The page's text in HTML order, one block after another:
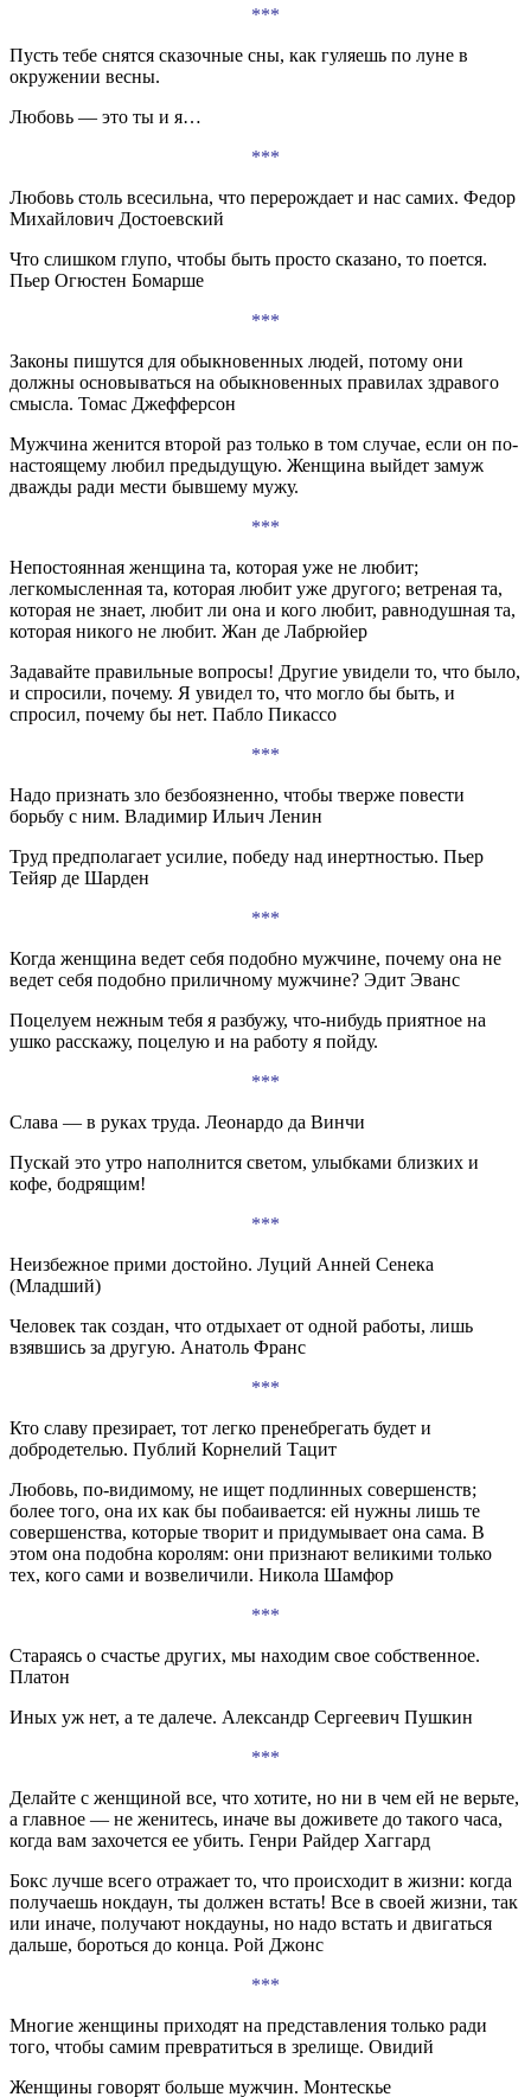
***
Пусть тебе снятся сказочные сны, как гуляешь по луне в
окружении весны.
Любовь — это ты и я…
***
Любовь столь всесильна, что перерождает и нас самих. Федор
Михайлович Достоевский
Что слишком глупо, чтобы быть просто сказано, то поется.
Пьер Огюстен Бомарше
***
Законы пишутся для обыкновенных людей, потому они
должны основываться на обыкновенных правилах здравого
смысла. Томас Джефферсон
Мужчина женится второй раз только в том случае, если он по-
настоящему любил предыдущую. Женщина выйдет замуж
дважды ради мести бывшему мужу.
***
Непостоянная женщина та, которая уже не любит;
легкомысленная та, которая любит уже другого; ветреная та,
которая не знает, любит ли она и кого любит, равнодушная та,
которая никого не любит. Жан де Лабрюйер
Задавайте правильные вопросы! Другие увидели то, что было,
и спросили, почему. Я увидел то, что могло бы быть, и
спросил, почему бы нет. Пабло Пикассо
***
Надо признать зло безбоязненно, чтобы тверже повести
борьбу с ним. Владимир Ильич Ленин
Труд предполагает усилие, победу над инертностью. Пьер
Тейяр де Шарден
***
Когда женщина ведет себя подобно мужчине, почему она не
ведет себя подобно приличному мужчине? Эдит Эванс
Поцелуем нежным тебя я разбужу, что-нибудь приятное на
ушко расскажу, поцелую и на работу я пойду.
***
Слава — в руках труда. Леонардо да Винчи
Пускай это утро наполнится светом, улыбками близких и
кофе, бодрящим!
***
Неизбежное прими достойно. Луций Анней Сенека
(Младший)
Человек так создан, что отдыхает от одной работы, лишь
взявшись за другую. Анатоль Франс
***
Кто славу презирает, тот легко пренебрегать будет и
добродетелью. Публий Корнелий Тацит
Любовь, по-видимому, не ищет подлинных совершенств;
более того, она их как бы побаивается: ей нужны лишь те
совершенства, которые творит и придумывает она сама. В
этом она подобна королям: они признают великими только
тех, кого сами и возвеличили. Никола Шамфор
***
Стараясь о счастье других, мы находим свое собственное.
Платон
Иных уж нет, а те далече. Александр Сергеевич Пушкин
***
Делайте с женщиной все, что хотите, но ни в чем ей не верьте,
а главное — не женитесь, иначе вы доживете до такого часа,
когда вам захочется ее убить. Генри Райдер Хаггард
Бокс лучше всего отражает то, что происходит в жизни: когда
получаешь нокдаун, ты должен встать! Все в своей жизни, так
или иначе, получают нокдауны, но надо встать и двигаться
дальше, бороться до конца. Рой Джонс
***
Многие женщины приходят на представления только ради
того, чтобы самим превратиться в зрелище. Овидий
Женщины говорят больше мужчин. Монтескье